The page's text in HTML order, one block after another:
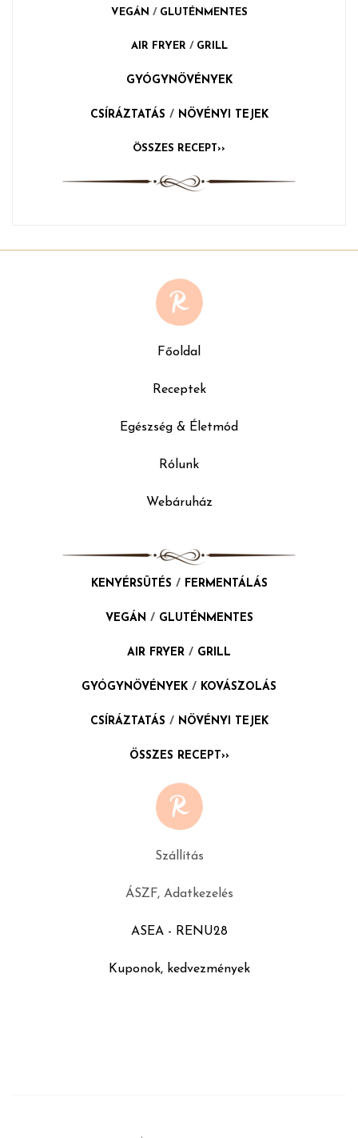
VEGÁN / GLUTÉNMENTES
AIR FRYER / GRILL
GYÓGYNÖVÉNYEK
CSÍRÁZTATÁS / NÖVÉNYI TEJEK
ÖSSZES RECEPT››
Főoldal
Receptek
Egészség & Életmód
Rólunk
Webáruház
KENYÉRSÜTÉS / FERMENTÁLÁS
VEGÁN / GLUTÉNMENTES
AIR FRYER / GRILL
GYÓGYNÖVÉNYEK / KOVÁSZOLÁS
CSÍRÁZTATÁS / NÖVÉNYI TEJEK
ÖSSZES RECEPT››
Szállítás
ÁSZF, Adatkezelés
ASEA - RENU28
Kuponok, kedvezmények